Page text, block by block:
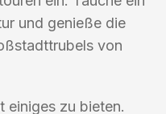
und genieße die
von
einiges zu bieten.